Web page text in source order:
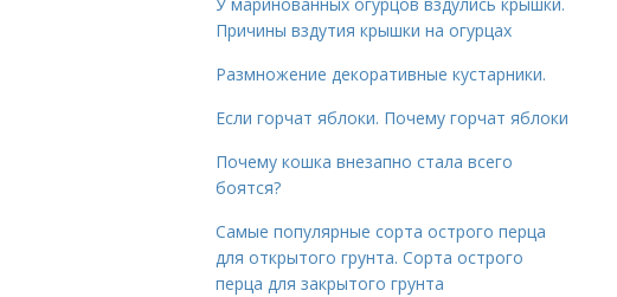
Причины вздутия крышки на огурцах
Размножение декоративные кустарники.
Если горчат яблоки. Почему горчат яблоки
Почему кошка внезапно стала всего
боятся?
Самые популярные сорта острого перца
для открытого грунта. Сорта острого
перца для закрытого грунта